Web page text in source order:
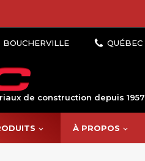
de construction depuis 1957
À PROPOS